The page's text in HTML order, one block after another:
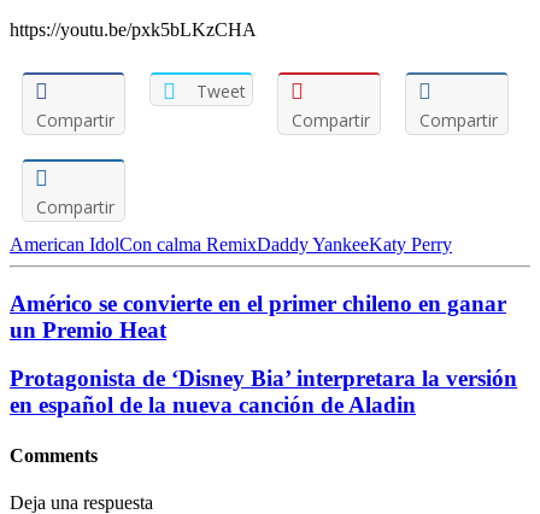
https://youtu.be/pxk5bLKzCHA
Compartir
Tweet
Compartir
Compartir
Compartir
American IdolCon calma RemixDaddy YankeeKaty Perry
Américo se convierte en el primer chileno en ganar
un Premio Heat
Protagonista de ‘Disney Bia’ interpretara la versión
en español de la nueva canción de Aladin
Comments
Deja una respuesta